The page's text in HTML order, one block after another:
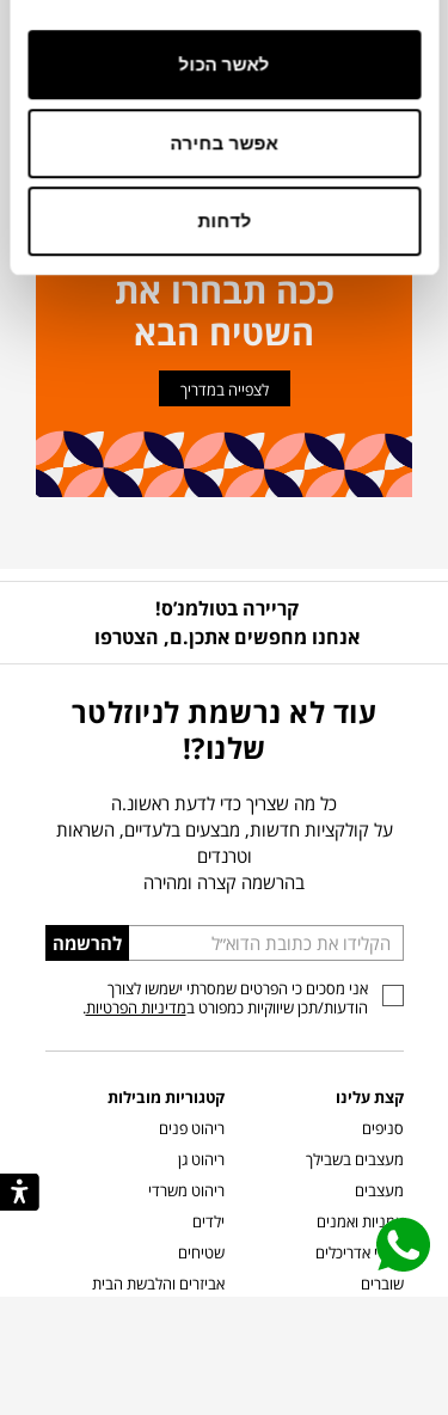
לאשר הכול
אפשר בחירה
לדחות
ככה תבחרו את
השטיח הבא
לצפייה במדריך
קריירה בטולמנ’ס!
אנחנו מחפשים אתכן.ם, הצטרפו
עוד לא נרשמת לניוזלטר
שלנו?!
כל מה שצריך כדי לדעת ראשונ.ה
על קולקציות חדשות, מבצעים בלעדיים, השראות
וטרנדים
בהרשמה קצרה ומהירה
הכניסו
כתובת
דוא”ל
להרשמה
אני מסכים כי הפרטים שמסרתי ישמשו לצורך
הודעות/תכן שיווקיות כמפורט במדיניות הפרטיות.
קצת עלינו
סניפים
מעצבים בשבילך
מעצבים
אמניות ואמנים
קשרי אדריכלים
שוברים
קטגוריות מובילות
ריהוט פנים
ריהוט גן
ריהוט משרדי
ילדים
שטיחים
אביזרים והלבשת הבית